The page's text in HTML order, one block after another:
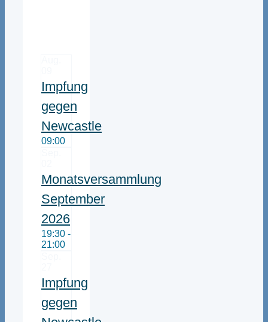
Impfung
gegen
Newcastle
09:00
Monatsversammlung
September
2026
19:30 -
21:00
Impfung
gegen